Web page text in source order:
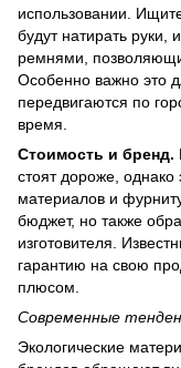
использовании.
будут натирать
ремнями,
Особенно важно это
передвигаются по
время.
Стоимость и бренд.
стоят дороже, однако
материалов и
бюджет, но также
изготовителя.
гарантию на свою
плюсом.
Современные
Экологические